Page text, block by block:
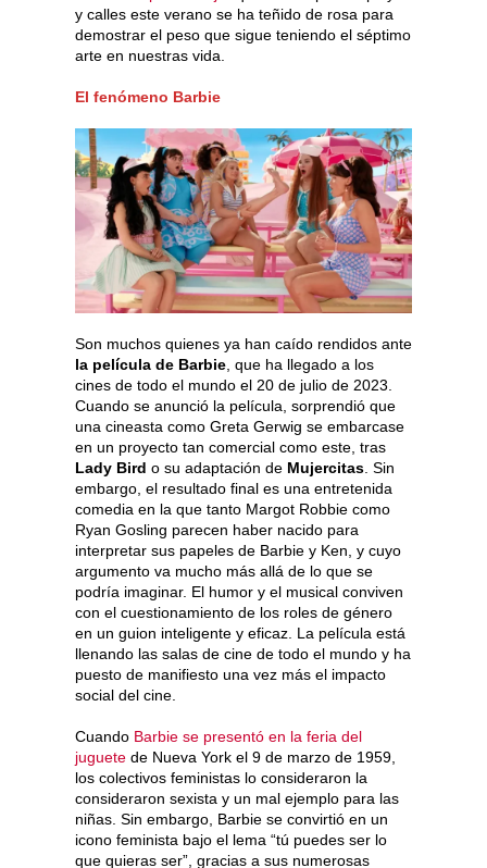
y calles este verano se ha teñido de rosa para
demostrar el peso que sigue teniendo el séptimo
arte en nuestras vida.
El fenómeno Barbie
Son muchos quienes ya han caído rendidos ante
la película de Barbie , que ha llegado a los
cines de todo el mundo el 20 de julio de 2023.
Cuando se anunció la película, sorprendió que
una cineasta como Greta Gerwig se embarcase
en un proyecto tan comercial como este, tras
Lady Bird o su adaptación de Mujercitas . Sin
embargo, el resultado final es una entretenida
comedia en la que tanto Margot Robbie como
Ryan Gosling parecen haber nacido para
interpretar sus papeles de Barbie y Ken, y cuyo
argumento va mucho más allá de lo que se
podría imaginar. El humor y el musical conviven
con el cuestionamiento de los roles de género
en un guion inteligente y eficaz. La película está
llenando las salas de cine de todo el mundo y ha
puesto de manifiesto una vez más el impacto
social del cine.
Cuando Barbie se presentó en la feria del
juguete de Nueva York el 9 de marzo de 1959,
los colectivos feministas lo consideraron la
consideraron sexista y un mal ejemplo para las
niñas. Sin embargo, Barbie se convirtió en un
icono feminista bajo el lema “tú puedes ser lo
que quieras ser”, gracias a sus numerosas